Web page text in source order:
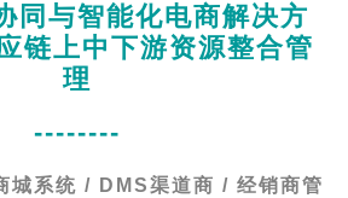
同与智能化电商解决方
链上中下游资源整合管
理
--------
城系统 / DMS渠道商 / 经销商管